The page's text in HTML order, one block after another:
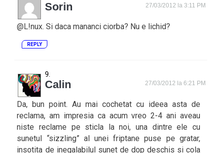
Sorin 27/03/2012 la 3:11 PM
@L!nux. Si daca mananci ciorba? Nu e lichid?
REPLY
Calin 27/03/2012 la 6:21 PM
Da, bun point. Au mai cochetat cu ideea asta de
reclama, am impresia ca acum vreo 2-4 ani aveau
niste reclame pe sticla la noi, una dintre ele cu
sunetul “sizzling” al unei friptane puse pe gratar,
insotita de inegalabilul sunet de dop deschis si cola